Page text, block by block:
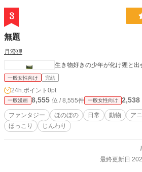
3
無題
月澄狸
生き物好きの少年が化け狸と出
一般女性向け 完結
24h.ポイント 0pt
一般漫画 8,555 位 / 8,555件 一般女性向け 2,538
ファンタジー ほのぼの 日常 動物 ア
ほっこり
じんわり
最終更新日